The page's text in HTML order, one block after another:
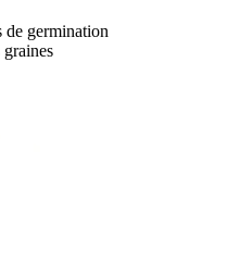
de germination
graines